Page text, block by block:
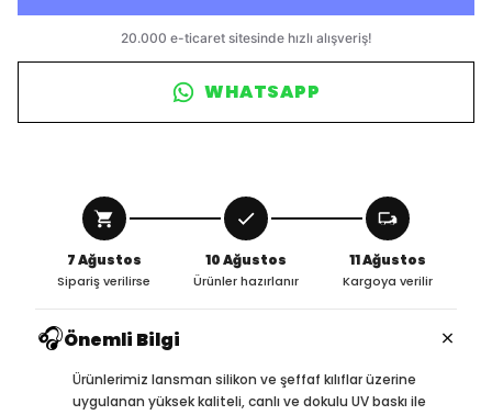
WHATSAPP
7 Ağustos
Sipariş verilirse
10 Ağustos
Ürünler hazırlanır
11 Ağustos
Kargoya verilir
🎧Önemli Bilgi ×
Ürünlerimiz lansman silikon ve şeffaf kılıflar üzerine
uygulanan yüksek kaliteli, canlı ve dokulu UV baskı ile